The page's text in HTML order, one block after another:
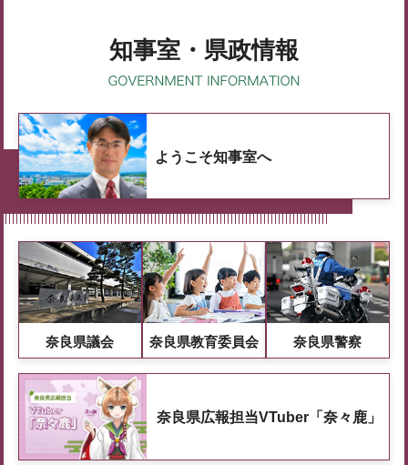
知事室・県政情報
ようこそ知事室へ
奈良県議会 奈良県教育委員会 奈良県警察
奈良県広報担当VTuber「奈々鹿」